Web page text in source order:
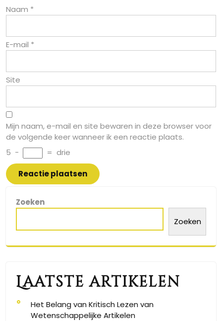
Naam *
E-mail *
Site
Mijn naam, e-mail en site bewaren in deze browser voor
de volgende keer wanneer ik een reactie plaats.
5 − = drie
Zoeken
Zoeken
Laatste artikelen
Het Belang van Kritisch Lezen van
Wetenschappelijke Artikelen